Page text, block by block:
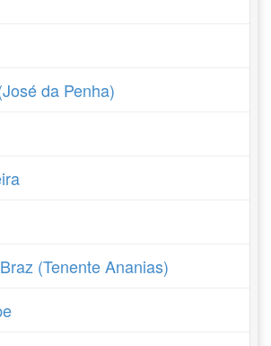
da Penha)
(Tenente Ananias)